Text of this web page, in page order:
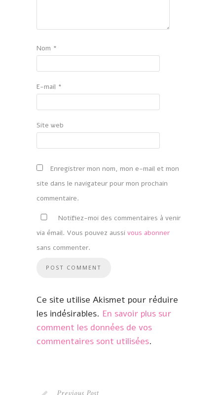
Nom *
E-mail *
Site web
Enregistrer mon nom, mon e-mail et mon
site dans le navigateur pour mon prochain
commentaire.
Notifiez-moi des commentaires à venir
via émail. Vous pouvez aussi vous abonner
sans commenter.
Ce site utilise Akismet pour réduire
les indésirables. En savoir plus sur
comment les données de vos
commentaires sont utilisées.